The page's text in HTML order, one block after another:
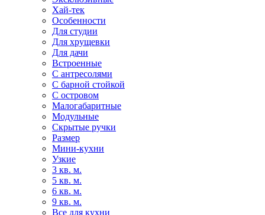
Хай-тек
Особенности
Для студии
Для хрущевки
Для дачи
Встроенные
С антресолями
С барной стойкой
С островом
Малогабаритные
Модульные
Скрытые ручки
Размер
Мини-кухни
Узкие
3 кв. м.
5 кв. м.
6 кв. м.
9 кв. м.
Все для кухни